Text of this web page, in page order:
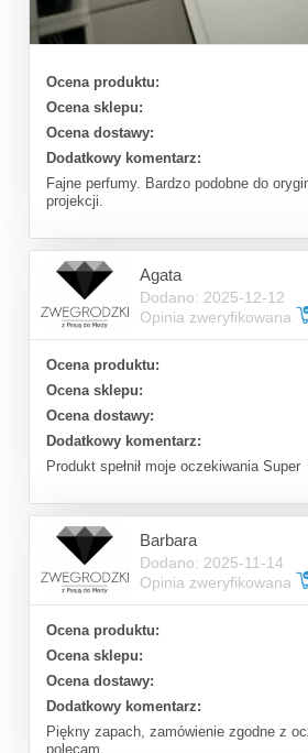
Ocena produktu:
Ocena sklepu:
Ocena dostawy:
Dodatkowy komentarz:
Fajne perfumy. Bardzo podobne do
projekcji.
Agata
Dodano: 2025-12-12
Opinia zweryfikowana
Ocena produktu:
Ocena sklepu:
Ocena dostawy:
Dodatkowy komentarz:
Produkt spełnił moje oczekiwania Super
Barbara
Dodano: 2025-11-14
Opinia zweryfikowana
Ocena produktu:
Ocena sklepu:
Ocena dostawy:
Dodatkowy komentarz:
Piękny zapach, zamówienie zgodne z
polecam.